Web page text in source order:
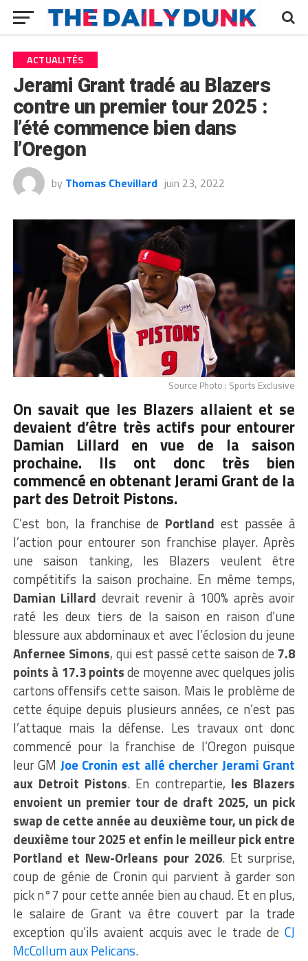
ACTUALITÉS
Jerami Grant tradé au Blazers
contre un premier tour 2025 :
l’été commence bien dans
l’Oregon
by Thomas Chevillard juin 23, 2022
Source Photo : Sports Exclusive
On savait que les Blazers allaient et se
devaient d’être très actifs pour entourer
Damian Lillard en vue de la saison
prochaine. Ils ont donc très bien
commencé en obtenant Jerami Grant de la
part des Detroit Pistons.
C’est bon, la franchise de Portland est passée à
l’action pour entourer son franchise player. Après
une saison tanking, les Blazers veulent être
compétitifs la saison prochaine. En même temps,
Damian Lillard devrait revenir à 100% après avoir
raté les deux tiers de la saison en raison d’une
blessure aux abdominaux et avec l’éclosion du jeune
Anfernee Simons, qui est passé cette saison de 7.8
points à 17.3 pointsde moyenne avec quelques jolis
cartons offensifs cette saison. Mais le problème de
cette équipe depuis plusieurs années, ce n’est pas
l’attaque mais la défense. Les travaux ont donc
commencé pour la franchise de l’Oregon puisque
leur GM Joe Cronin est allé chercher Jerami Grant
aux Detroit Pistons. En contrepartie, les Blazers
envoient un premier tour de draft 2025, un pick
swap de cette année au deuxième tour, un pick de
deuxième tour 2025 et enfin le meilleur pick entre
Portland et New-Orleans pour 2026. Et surprise,
coup de génie de Cronin qui parvient à garder son
pick n°7 pour cette année bien au chaud. Et en plus,
le salaire de Grant va être couvert par la trade
exception qu’ils avaient acquis avec le trade deCJ
McCollum aux Pelicans.